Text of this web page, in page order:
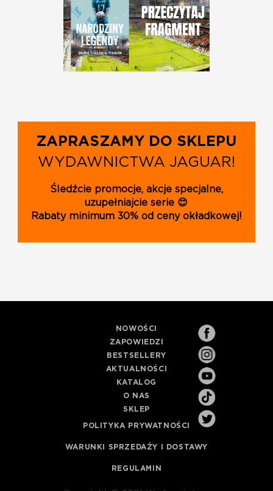
ZAPRASZAMY DO SKLEPU
WYDAWNICTWA JAGUAR!
Śledźcie promocje, akcje specjalne,
uzupełniajcie serie 😊
Rabaty minimum 30% od ceny okładkowej!
NOWOŚCI
ZAPOWIEDZI
BESTSELLERY
AKTUALNOŚCI
KATALOG
O NAS
SKLEP
POLITYKA PRYWATNOŚCI
WARUNKI SPRZEDAŻY I DOSTAWY
REGULAMIN